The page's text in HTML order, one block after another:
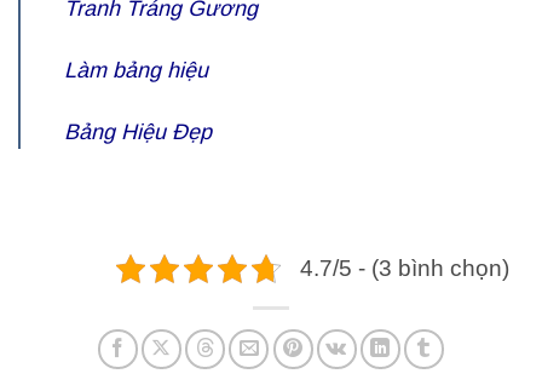
Tranh Tráng Gương
Làm bảng hiệu
Bảng Hiệu Đẹp
4.7/5 - (3 bình chọn)